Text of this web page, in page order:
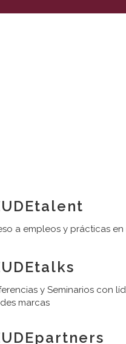
a empleos y prácticas en
y Seminarios con
marcas